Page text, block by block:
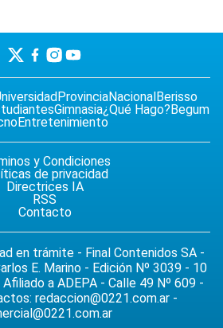
ProvinciaNacionalBerisso
Gimnasia¿Qué Hago?Begum
Entretenimiento
y Condiciones
de privacidad
Directrices IA
RSS
Contacto
en trámite - Final Contenidos SA -
E. Marino - Edición Nº 3039 - 10
a ADEPA - Calle 49 Nº 609 -
redaccion@0221.com.ar -